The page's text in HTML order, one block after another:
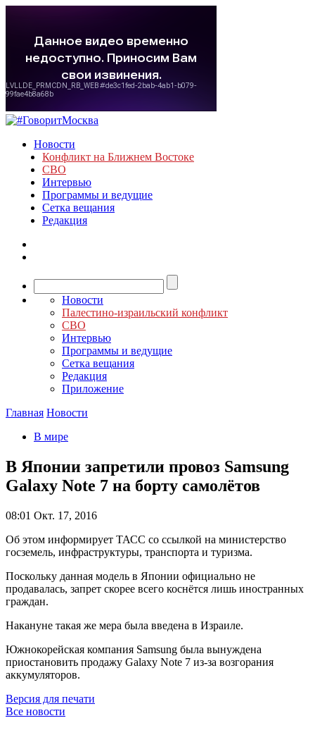
Новости
Конфликт на Ближнем Востоке
СВО
Интервью
Программы и ведущие
Сетка вещания
Редакция
Новости
Палестино-израильский конфликт
СВО
Интервью
Программы и ведущие
Сетка вещания
Редакция
Приложение
Главная Новости
В мире
В Японии запретили провоз Samsung
Galaxy Note 7 на борту самолётов
08:01 Окт. 17, 2016
Об этом информирует ТАСС со ссылкой на министерство
госземель, инфраструктуры, транспорта и туризма.
Поскольку данная модель в Японии официально не
продавалась, запрет скорее всего коснётся лишь иностранных
граждан.
Накануне такая же мера была введена в Израиле.
Южнокорейская компания Samsung была вынуждена
приостановить продажу Galaxy Note 7 из-за возгорания
аккумуляторов.
Версия для печати
Все новости